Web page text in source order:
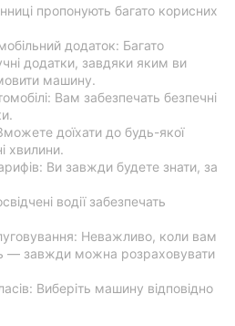
пропонують багато корисних
додаток: Багато
додатки, завдяки яким ви
машину.
Вам забезпечать безпечні
доїхати до будь-якої
хвилини.
Ви завжди будете знати, за
водії забезпечать
Неважливо, коли вам
— завжди можна розраховувати
Виберіть машину відповідно